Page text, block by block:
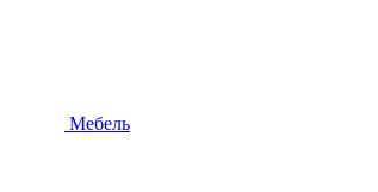
Мебель